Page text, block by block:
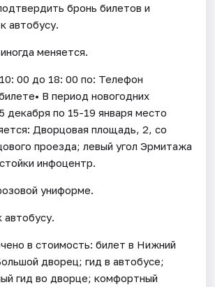
бронь билетов и
автобусу.
меняется.
00 до 18: 00 по: Телефон
В период новогодних
декабря по 15-19 января место
Дворцовая площадь, 2, со
проезда; левый угол Эрмитажа
инфоцентр.
униформе.
автобусу.
в стоимость: билет в Нижний
дворец; гид в автобусе;
гид во дворце; комфортный